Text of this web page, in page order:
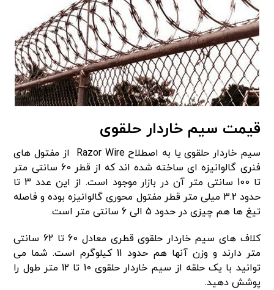
قیمت سیم خاردار حلقوی
سیم خاردار حلقوی یا به اصطلاح Razor Wire از مفتول های
فنری گالوانیزه ای ساخته شده اند که از قطر 60 سانتی متر
تا 100 سانتی متر آن در بازار موجود است. از این عدد 3 تا
حدود 3.2 میلی متر قطر مفتول محوری گالوانیزه بوده و فاصله
تیغ ها هم چیزی در حدود 5 الی 6 سانتی متر است.
کلاف های سیم خاردار حلقوی قطری معادل 60 تا 62 سانتی
متر دارند و وزن آنها هم حدود 11 کیلوگرم است. شما می
توانید با یک حلقه از سیم خاردار حلقوی 10 تا 12 متر طول را
پوشش دهید.